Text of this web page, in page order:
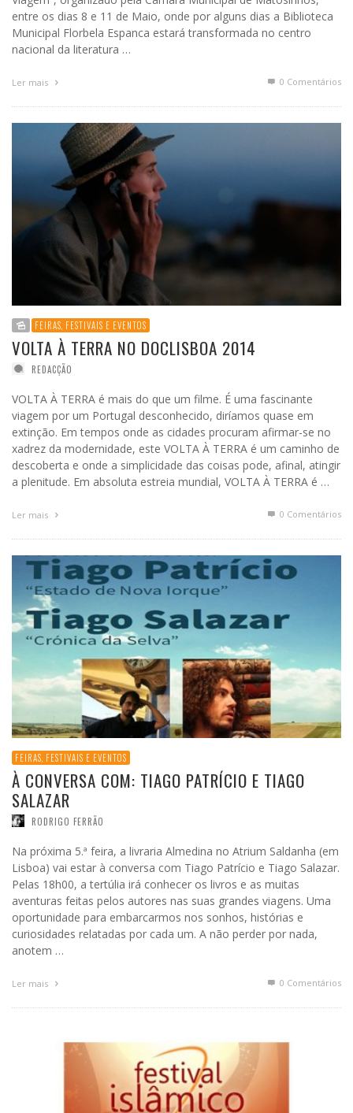
entre os dias 8 e 11 de Maio, onde por alguns dias a Biblioteca
Municipal Florbela Espanca estará transformada no centro
nacional da literatura …
Ler mais 0 Comentários
FEIRAS, FESTIVAIS E EVENTOS
VOLTA À TERRA NO DOCLISBOA 2014
REDACÇÃO
VOLTA À TERRA é mais do que um filme. É uma fascinante
viagem por um Portugal desconhecido, diríamos quase em
extinção. Em tempos onde as cidades procuram afirmar-se no
xadrez da modernidade, este VOLTA À TERRA é um caminho de
descoberta e onde a simplicidade das coisas pode, afinal, atingir
a plenitude. Em absoluta estreia mundial, VOLTA À TERRA é …
Ler mais 0 Comentários
FEIRAS, FESTIVAIS E EVENTOS
À CONVERSA COM: TIAGO PATRÍCIO E TIAGO
SALAZAR
RODRIGO FERRÃO
Na próxima 5.ª feira, a livraria Almedina no Atrium Saldanha (em
Lisboa) vai estar à conversa com Tiago Patrício e Tiago Salazar.
Pelas 18h00, a tertúlia irá conhecer os livros e as muitas
aventuras feitas pelos autores nas suas grandes viagens. Uma
oportunidade para embarcarmos nos sonhos, histórias e
curiosidades relatadas por cada um. A não perder por nada,
anotem …
Ler mais 0 Comentários